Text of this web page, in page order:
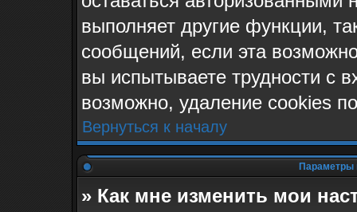
выполняет другие функции,
сообщений, если эта
вы испытываете трудности с
возможно, удаление cookies
Вернуться к началу
Параметры
» Как мне изменить мои